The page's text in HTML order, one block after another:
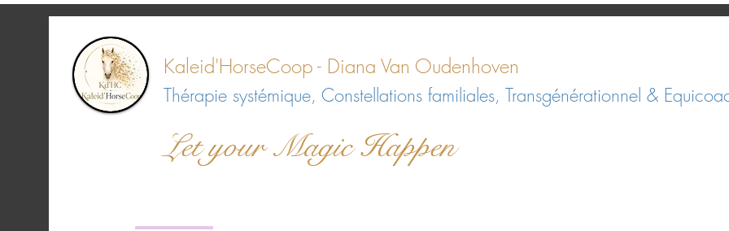
Kaleid'HorseCoop - Diana Van Oudenhoven
Thérapie systémique, Constellations familiales, Transgénérationnel &
Let your Magic Happen